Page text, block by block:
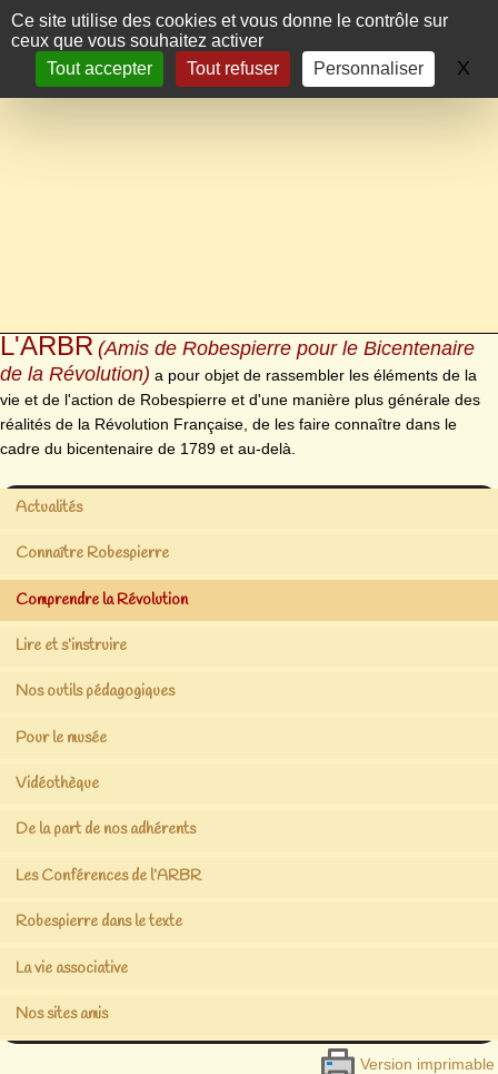
Panneau de gestion des cookies
Ce site utilise des cookies et vous donne le contrôle sur
ceux que vous souhaitez activer
Tout accepter
Tout refuser Personnaliser X
L'ARBR (Amis de Robespierre pour le Bicentenaire
de la Révolution) a pour objet de rassembler les éléments de la
vie et de l'action de Robespierre et d'une manière plus générale des
réalités de la Révolution Française, de les faire connaître dans le
cadre du bicentenaire de 1789 et au-delà.
Actualités
Connaître Robespierre
Comprendre la Révolution
Lire et s’instruire
Nos outils pédagogiques
Pour le musée
Vidéothèque
De la part de nos adhérents
Les Conférences de l’ARBR
Robespierre dans le texte
La vie associative
Nos sites amis
Version imprimable